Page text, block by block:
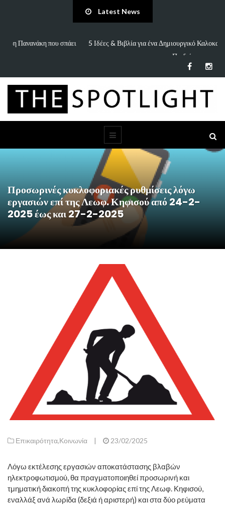
Latest News
5 Ιδέες & Βιβλία για ένα Δημιουργικό Καλοκαίρι Χωρίς Οθόνες (για
Προσωρινές κυκλοφοριακές ρυθμίσεις λόγω
εργασιών επί της Λεωφ. Κηφισού από 24-2-
2025 έως και 27-2-2025
Επικαιρότητα,Κοινωνία | 23/02/2025
Λόγω εκτέλεσης εργασιών αποκατάστασης βλαβών
ηλεκτροφωτισμού, θα πραγματοποιηθεί προσωρινή και
τμηματική διακοπή της κυκλοφορίας επί της Λεωφ. Κηφισού,
εναλλάξ ανά λωρίδα (δεξιά ή αριστερή) και στα δύο ρεύματα